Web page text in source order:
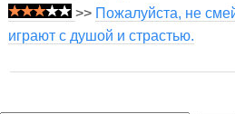
>> Пожалуйста, не
играют с душой и страстью.